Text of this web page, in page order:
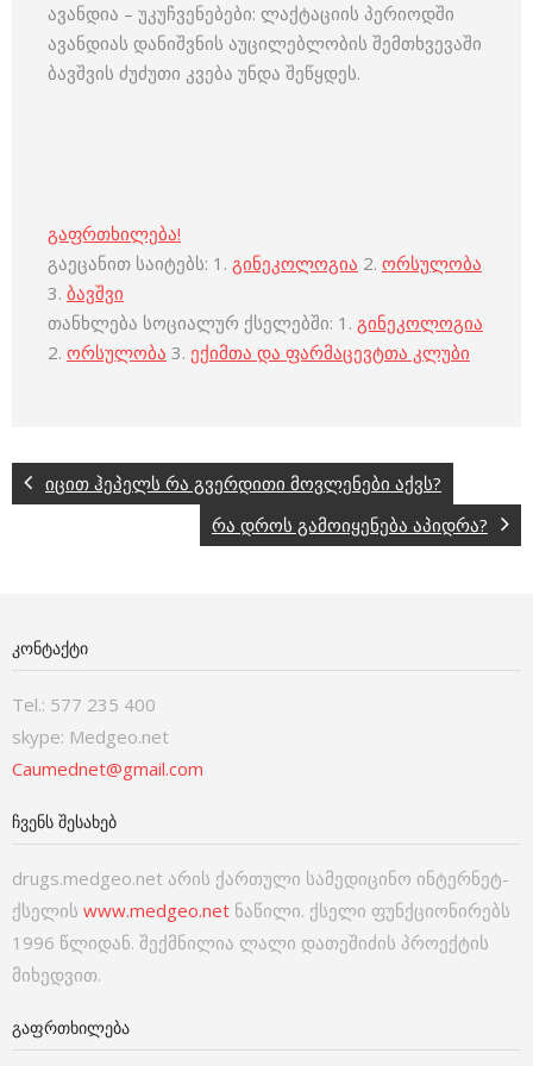
ავანდია – უკუჩვენებები: ლაქტაციის პერიოდში
ავანდიას დანიშვნის აუცილებლობის შემთხვევაში
ბავშვის ძუძუთი კვება უნდა შეწყდეს.
გაფრთხილება!
გაეცანით საიტებს: 1. გინეკოლოგია 2. ორსულობა
3. ბავშვი
თანხლება სოციალურ ქსელებში: 1. გინეკოლოგია
2. ორსულობა 3. ექიმთა და ფარმაცევტთა კლუბი
იცით ჰეპელს რა გვერდითი მოვლენები აქვს?
რა დროს გამოიყენება აპიდრა?
ᲙᲝᲜᲢᲐᲥᲢᲘ
Tel.: 577 235 400
skype: Medgeo.net
Caumednet@gmail.com
ᲩᲕᲔᲜᲡ ᲨᲔᲡᲐᲮᲔᲑ
drugs.medgeo.net არის ქართული სამედიცინო ინტერნეტ-
ქსელის www.medgeo.net ნაწილი. ქსელი ფუნქციონირებს
1996 წლიდან. შექმნილია ლალი დათეშიძის პროექტის
მიხედვით.
ᲒᲐᲤᲠᲗᲮᲘᲚᲔᲑᲐ